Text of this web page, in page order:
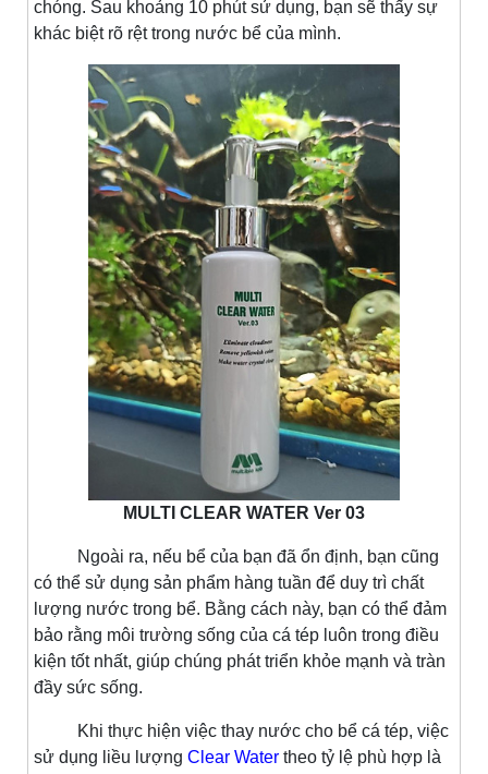
chóng. Sau khoảng 10 phút sử dụng, bạn sẽ thấy sự
khác biệt rõ rệt trong nước bể của mình.
MULTI CLEAR WATER Ver 03
Ngoài ra, nếu bể của bạn đã ổn định, bạn cũng
có thể sử dụng sản phẩm hàng tuần để duy trì chất
lượng nước trong bể. Bằng cách này, bạn có thể đảm
bảo rằng môi trường sống của cá tép luôn trong điều
kiện tốt nhất, giúp chúng phát triển khỏe mạnh và tràn
đầy sức sống.
Khi thực hiện việc thay nước cho bể cá tép, việc
sử dụng liều lượng Clear Water theo tỷ lệ phù hợp là